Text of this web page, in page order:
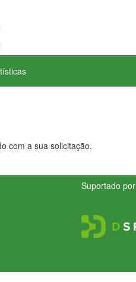
com a sua solicitação.
Suportado por